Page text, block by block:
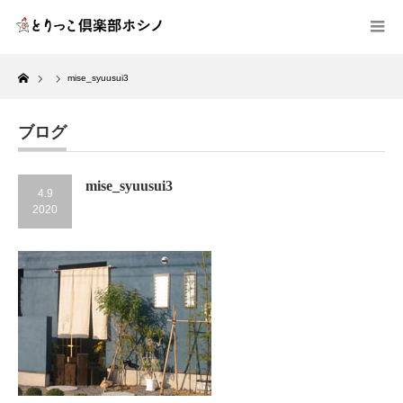
Home
mise_syuusui3
ブログ
4.9
2020
mise_syuusui3